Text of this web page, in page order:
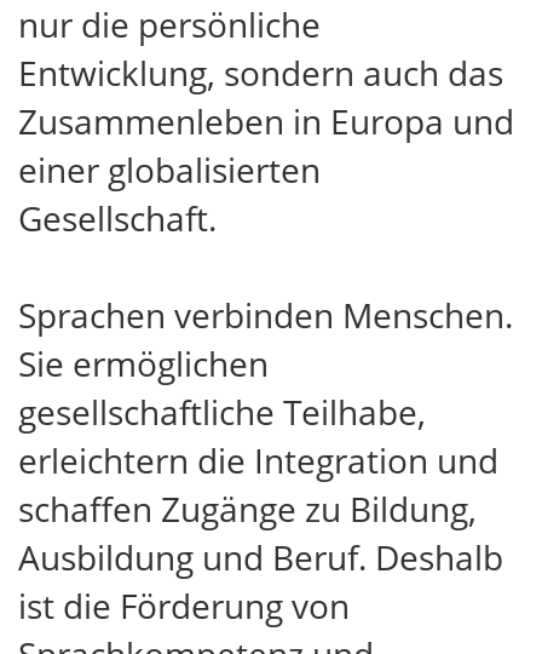
nur die persönliche
Entwicklung, sondern auch das
Zusammenleben in Europa und
einer globalisierten
Gesellschaft.
Sprachen verbinden Menschen.
Sie ermöglichen
gesellschaftliche Teilhabe,
erleichtern die Integration und
schaffen Zugänge zu Bildung,
Ausbildung und Beruf. Deshalb
ist die Förderung von